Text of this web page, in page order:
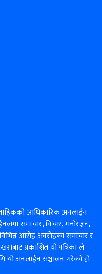
आधिकारिक अनलाईन
समाचार, विचार, मनोरञ्जन,
आरोह अवरोहका समाचार र
प्रकाशित यो पत्रिका ले
यो अनलाईन सञ्चालन गरेको हो